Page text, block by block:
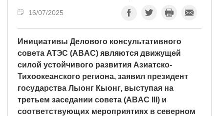
16/07/2025
Инициативы Делового консультативного
совета АТЭС (ABAC) являются движущей
силой устойчивого развития Азиатско-
Тихоокеанского региона, заявил президент
государства Лыонг Кыонг, выступая на
третьем заседании совета (ABAC III) и
соответствующих мероприятиях в северном